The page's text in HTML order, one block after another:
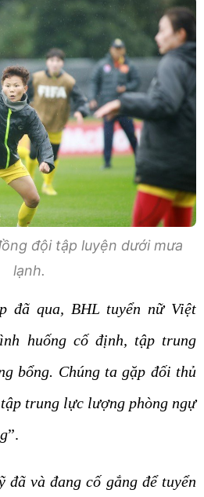
đội tập luyện dưới mưa
lạnh.
đã qua, BHL tuyển nữ Việt
huống cố định, tập trung
bổng. Chúng ta gặp đối thủ
trung lực lượng phòng ngự
”.
đã và đang cố gắng để tuyển